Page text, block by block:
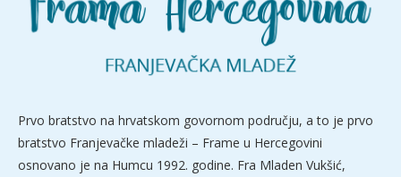
Prvo bratstvo na hrvatskom govornom području, a to je prvo
bratstvo Franjevačke mladeži – Frame u Hercegovini
osnovano je na Humcu 1992. godine. Fra Mladen Vukšić,